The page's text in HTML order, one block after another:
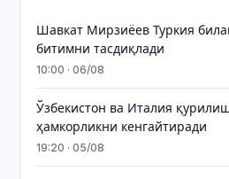
Шавкат Мирзиёев Туркия
битимни тасдиқлади
10:00 · 06/08
Ўзбекистон ва Италия
ҳамкорликни кенгайтиради
19:20 · 05/08